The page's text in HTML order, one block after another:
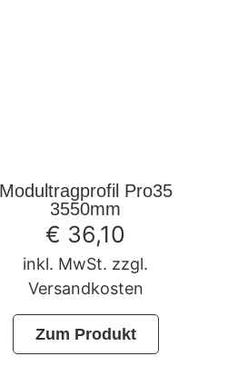
Modultragprofil Pro35
3550mm
€ 36,10
inkl. MwSt. zzgl.
Versandkosten
Zum Produkt